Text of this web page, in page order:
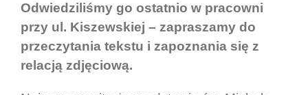
Odwiedziliśmy go ostatnio w pracowni
przy ul. Kiszewskiej – zapraszamy do
przeczytania tekstu i zapoznania się z
relacją zdjęciową.